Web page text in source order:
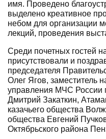
имя. Проведено
выделено креативное
небом для организации
лекций, проведения
Среди почетных гостей
присутствовали и
председателя
Олег Ягов, заместитель
управления МЧС России
Дмитрий Закаткин,
казачьего общества
общества Евгений
Октябрьского района